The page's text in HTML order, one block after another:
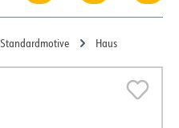
Standardmotive Haus